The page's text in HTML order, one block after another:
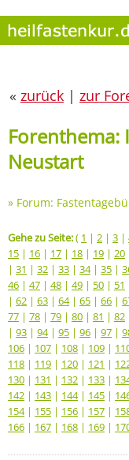
« zurück | zur
Forenthema:
Neustart
» Forum:
Gehe zu Seite:( 1 | 2 | 3 |
15 | 16 | 17 | 18 | 19 | 20
| 31 | 32 | 33 | 34| 35 |
46 | 47 | 48 | 49 | 50 | 51
| 62 | 63 | 64| 65 | 66 |
77 | 78 | 79 | 80 | 81 | 82
| 93 | 94| 95 | 96 | 97 |
106 | 107 | 108 | 109 |
118 | 119 | 120 | 121 |
130 | 131 | 132 | 133 |
142 | 143 | 144| 145 |
154| 155 | 156 | 157 |
166 | 167 | 168 | 169 |